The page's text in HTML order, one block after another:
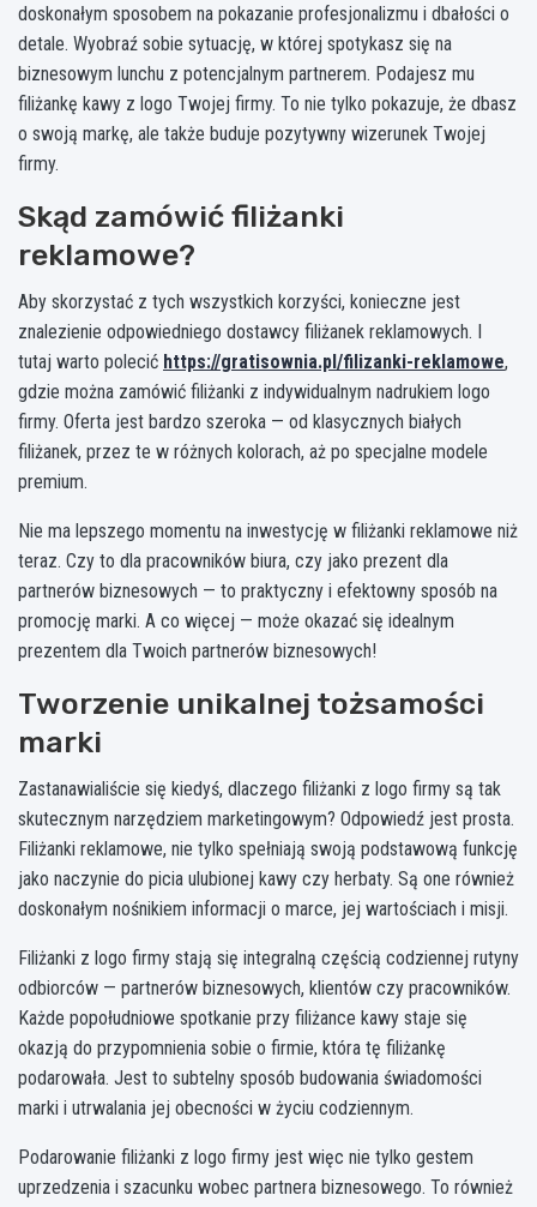
doskonałym sposobem na pokazanie profesjonalizmu i dbałości o
detale. Wyobraź sobie sytuację, w której spotykasz się na
biznesowym lunchu z potencjalnym partnerem. Podajesz mu
filiżankę kawy z logo Twojej firmy. To nie tylko pokazuje, że dbasz
o swoją markę, ale także buduje pozytywny wizerunek Twojej
firmy.
Skąd zamówić filiżanki
reklamowe?
Aby skorzystać z tych wszystkich korzyści, konieczne jest
znalezienie odpowiedniego dostawcy filiżanek reklamowych. I
tutaj warto polecić https://gratisownia.pl/filizanki-reklamowe,
gdzie można zamówić filiżanki z indywidualnym nadrukiem logo
firmy. Oferta jest bardzo szeroka — od klasycznych białych
filiżanek, przez te w różnych kolorach, aż po specjalne modele
premium.
Nie ma lepszego momentu na inwestycję w filiżanki reklamowe niż
teraz. Czy to dla pracowników biura, czy jako prezent dla
partnerów biznesowych — to praktyczny i efektowny sposób na
promocję marki. A co więcej — może okazać się idealnym
prezentem dla Twoich partnerów biznesowych!
Tworzenie unikalnej tożsamości
marki
Zastanawialiście się kiedyś, dlaczego filiżanki z logo firmy są tak
skutecznym narzędziem marketingowym? Odpowiedź jest prosta.
Filiżanki reklamowe, nie tylko spełniają swoją podstawową funkcję
jako naczynie do picia ulubionej kawy czy herbaty. Są one również
doskonałym nośnikiem informacji o marce, jej wartościach i misji.
Filiżanki z logo firmy stają się integralną częścią codziennej rutyny
odbiorców — partnerów biznesowych, klientów czy pracowników.
Każde popołudniowe spotkanie przy filiżance kawy staje się
okazją do przypomnienia sobie o firmie, która tę filiżankę
podarowała. Jest to subtelny sposób budowania świadomości
marki i utrwalania jej obecności w życiu codziennym.
Podarowanie filiżanki z logo firmy jest więc nie tylko gestem
uprzedzenia i szacunku wobec partnera biznesowego. To również